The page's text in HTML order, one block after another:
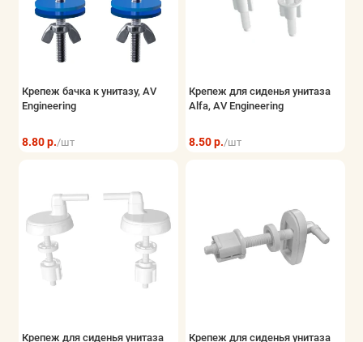
Крепеж бачка к унитазу, AV
Engineering
8.80 р./шт
Крепеж для сиденья унитаза
Alfa, AV Engineering
8.50 р./шт
Крепеж для сиденья унитаза
Крепеж для сиденья унитаза